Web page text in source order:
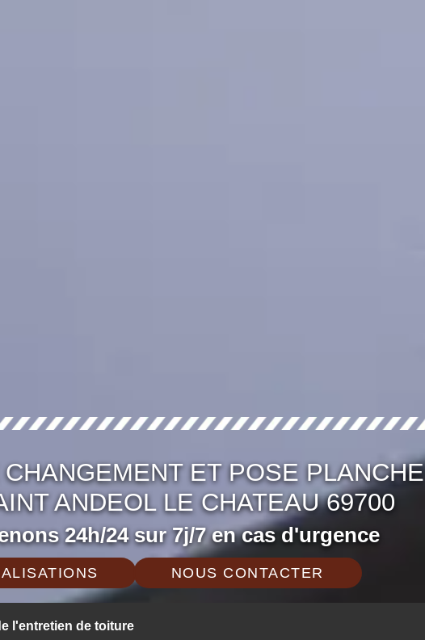
ET POSE PLANCHE
ANDEOL LE CHATEAU 69700
24h/24 sur 7j/7 en cas d'urgence
NOUS CONTACTER
l'entretien de toiture